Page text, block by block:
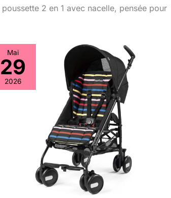
poussette 2 en 1 avec nacelle, pensée pour
Mai
29
2026